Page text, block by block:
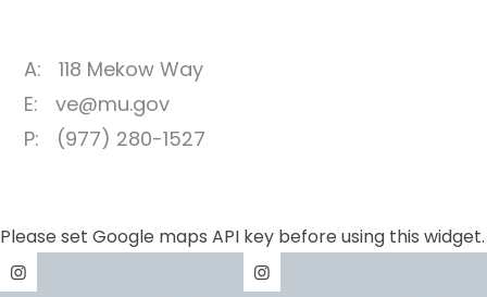
A:
118 Mekow Way
E:
ve@mu.gov
P:
(977) 280-1527
Please set Google maps API key before using this widget.